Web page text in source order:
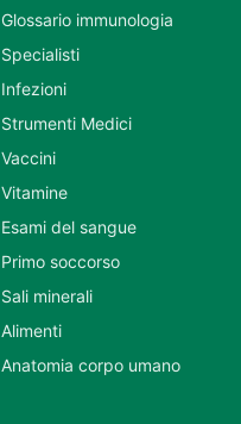
Glossario immunologia
Specialisti
Infezioni
Strumenti Medici
Vaccini
Vitamine
Esami del sangue
Primo soccorso
Sali minerali
Alimenti
Anatomia corpo umano